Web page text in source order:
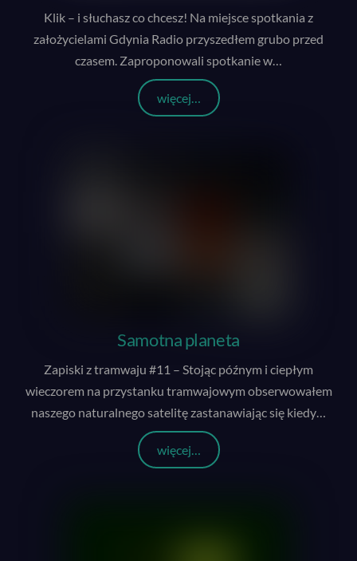
Klik – i słuchasz co chcesz! Na miejsce spotkania z
założycielami Gdynia Radio przyszedłem grubo przed
czasem. Zaproponowali spotkanie w…
więcej…
Samotna planeta
Zapiski z tramwaju #11 – Stojąc późnym i ciepłym
wieczorem na przystanku tramwajowym obserwowałem
naszego naturalnego satelitę zastanawiając się kiedy…
więcej…